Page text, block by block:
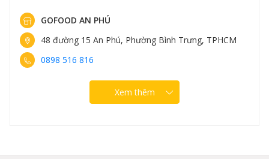
GOFOOD AN PHÚ
48 đường 15 An Phú, Phường Bình Trưng, TPHCM
0898 516 816
Xem thêm